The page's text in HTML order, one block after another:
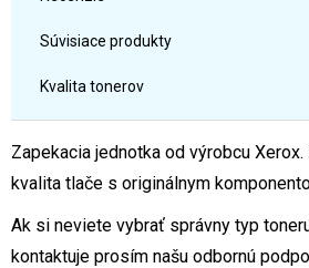
Súvisiace produkty
Kvalita tonerov
Zapekacia jednotka od výrobcu
kvalita tlače s originálnym
Ak si neviete vybrať správny typ
kontaktuje prosím našu odbornú